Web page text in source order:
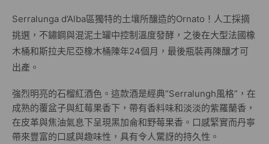
Serralunga d’Alba區獨特的土壤所釀造的Ornato！人工採摘
挑選，不鏽鋼與混泥土罐中控制溫度發酵，之後在大型法國橡
木桶和斯拉夫尼亞橡木桶陳年24個月，最後瓶裝再陳釀才可
出產。
強烈明亮的石榴紅酒色。這款酒是經典“Serralungh風格”，在
成熟的覆盆子與紅莓果香下，帶有香料味和淡淡的紫羅蘭香，
在皮革與焦油氣息下呈現黑加侖和野莓果香。口感緊實而丹寧
帶來豐富的口感與趣味性，具有令人驚訝的持久性。